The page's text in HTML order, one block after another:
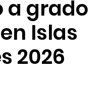
a grado
Islas
2026